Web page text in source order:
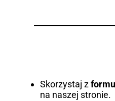
Skorzystaj z
na naszej stronie.